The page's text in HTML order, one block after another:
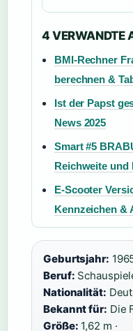
4 VERWANDTE
BMI-Rechner
berechnen &
Ist der Papst
News 2025
Smart #5
Reichweite und
E-Scooter
Kennzeichen &
Geburtsjahr:
Beruf:
Nationalität:
Bekannt für: Die
Größe: 1,62 m ·